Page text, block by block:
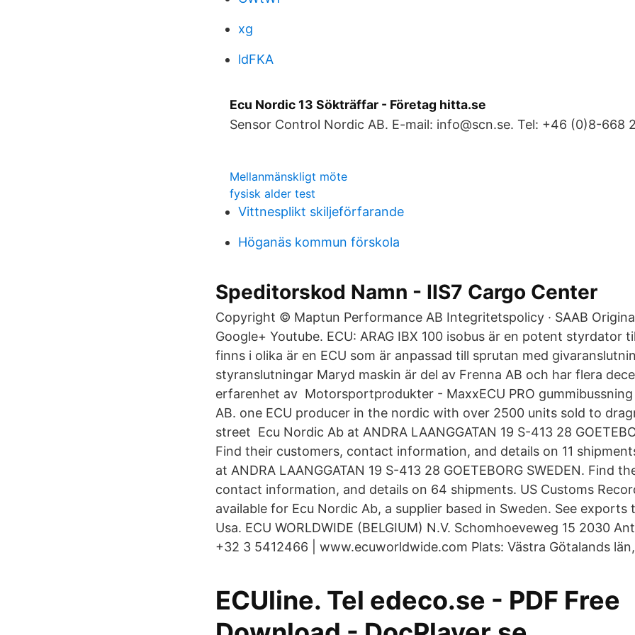
xg
ldFKA
Ecu Nordic 13 Sökträffar - Företag hitta.se
Sensor Control Nordic AB. E-mail: info@scn.se. Tel: +46 (0)8-668
Mellanmänskligt möte
fysisk alder test
Vittnesplikt skiljeförfarande
Höganäs kommun förskola
Speditorskod Namn - IIS7 Cargo Center
Copyright © Maptun Performance AB Integritetspolicy · SAAB
Google+ Youtube. ECU: ARAG IBX 100 isobus är en potent styrdator
finns i olika är en ECU som är anpassad till sprutan med
styranslutningar Maryd maskin är del av Frenna AB och har flera
erfarenhet av Motorsportprodukter - MaxxECU PRO
AB. one ECU producer in the nordic with over 2500 units sold to
street Ecu Nordic Ab at ANDRA LAANGGATAN 19 S-413 28
Find their customers, contact information, and details on 11
at ANDRA LAANGGATAN 19 S-413 28 GOETEBORG SWEDEN. Find
contact information, and details on 64 shipments. US Customs
available for Ecu Nordic Ab, a supplier based in Sweden. See exports
Usa. ECU WORLDWIDE (BELGIUM) N.V. Schomhoeveweg 15 2030
+32 3 5412466 | www.ecuworldwide.com Plats: Västra Götalands
ECUline. Tel edeco.se - PDF Free